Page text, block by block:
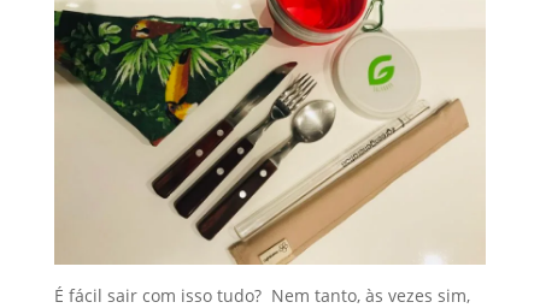
É fácil sair com isso tudo? Nem tanto, às vezes sim,